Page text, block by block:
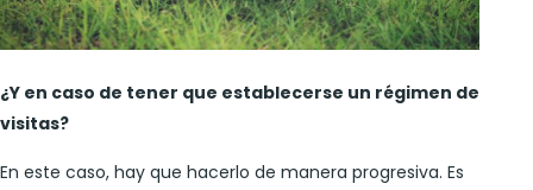
¿Y en caso de tener que establecerse un régimen de
visitas?
En este caso, hay que hacerlo de manera progresiva. Es